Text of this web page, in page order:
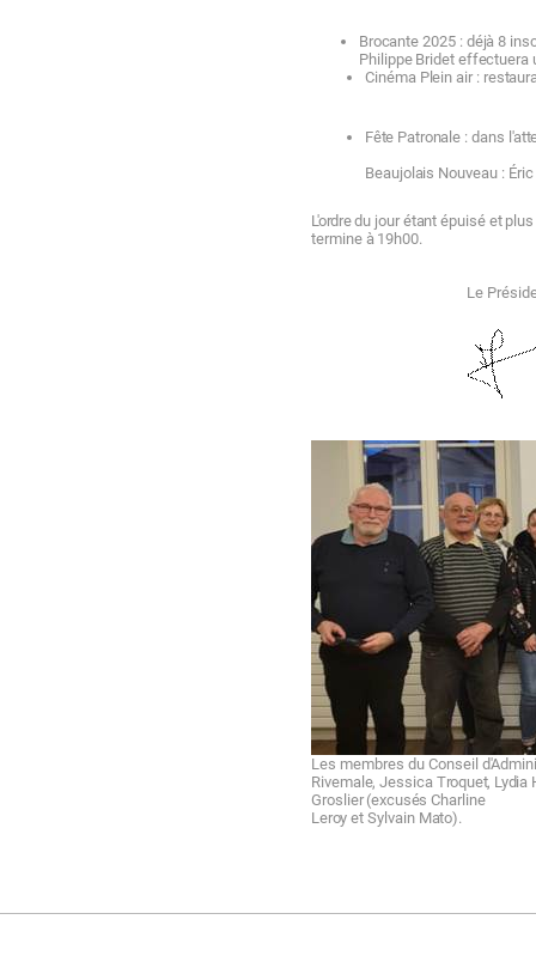
Brocante 2025: déjà 8
Philippe Brideteffectuera
Cinéma Plein air :
Fête Patronale : dans l'att
Beaujolais Nouveau: Éric
L'ordre du jour étantépuisé et
termineà19h00.
Le
Les membres duConseil dAd mini
Rivemale, Jessica Troquet, Lydia
Groslier(excusés Charline
Leroy et Sylvain Mato).